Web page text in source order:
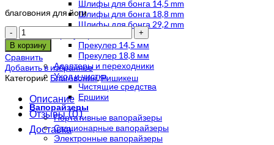
Шлифы для бонга 14,5 mm
Шлифы для бонга 18,8 mm
Шлифы для бонга 29,2 mm
Прекулер 14,5 мм
Прекулер 18,8 мм
Адаптеры и переходники
Уход и чистка
Чистящие средства
Ершики
Вапорайзеры
Портативные вапорайзеры
Стационарные вапорайзеры
Электронные вапорайзеры
благовония для йоги
Количество
В корзину
Сравнить
Добавить в избранное
Категории: Благовония,Ришикеш
Описание
Отзывы (0)
Доставка